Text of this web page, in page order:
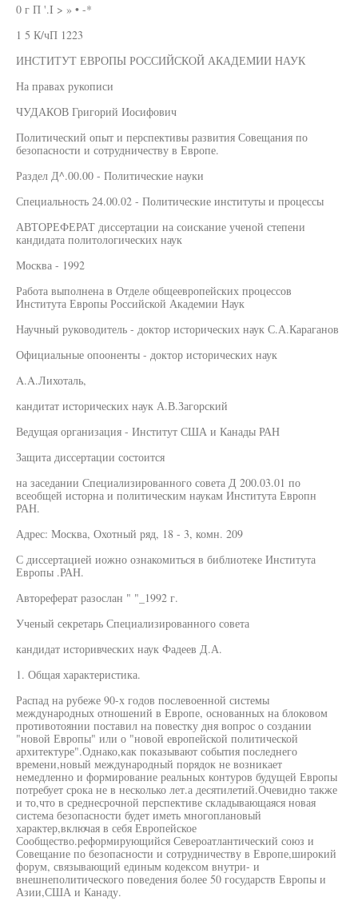
0 г П '.I > » • -*
1 5 К/чП 1223
ИНСТИТУТ ЕВРОПЫ РОССИЙСКОЙ АКАДЕМИИ НАУК
На правах рукописи
ЧУДАКОВ Григорий Иосифович
Политический опыт и перспективы развития Совещания по
безопасности и сотрудничеству в Европе.
Раздел Д^.00.00 - Политические науки
Специальность 24.00.02 - Политические институты и процессы
АВТОРЕФЕРАТ диссертации на соискание ученой степени
кандидата политологических наук
Москва - 1992
Работа выполнена в Отделе общеевропейских процессов
Института Европы Российской Академии Наук
Научный руководитель - доктор исторических наук С.А.Караганов
Официальные опооненты - доктор исторических наук
A.A.Лихоталь,
кандитат исторических наук А.В.Загорский
Ведущая организация - Институт США и Канады РАН
Защита диссертации состоится
на заседании Специализированного совета Д 200.03.01 по
всеобщей исторна и политическим наукам Института Европн
РАН.
Адрес: Москва, Охотный ряд, 18 - 3, комн. 209
С диссертацией иожно ознакомиться в библиотеке Института
Европы .РАН.
Автореферат разослан " "_1992 г.
Ученый секретарь Специализированного совета
кандидат историвческих наук Фадеев Д.А.
1. Общая характеристика.
Распад на рубеже 90-х годов послевоенной системы
международных отношений в Европе, основанных на блоковом
противотоянии поставил на повестку дня вопрос о создании
"новой Европы" или о "новой европейской политической
архитектуре".Однако,как показывают события последнего
времени,новый международный порядок не возникает
немедленно и формирование реальных контуров будущей Европы
потребует срока не в несколько лет.а десятилетий.Очевидно также
и то,что в среднесрочной перспективе складывающаяся новая
система безопасности будет иметь многоплановый
характер,включая в себя Европейское
Сообщество.реформирующийся Североатлантический союз и
Совещание по безопасности и сотрудничеству в Европе,широкий
форум, связывающий единым кодексом внутри- и
внешнеполитического поведения более 50 государств Европы и
Азии,США и Канаду.